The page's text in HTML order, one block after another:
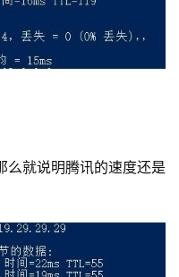
么就说明腾讯的速度还是